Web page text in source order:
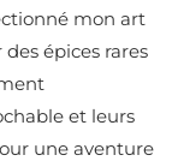
mon art
épices rares
et leurs
une aventure